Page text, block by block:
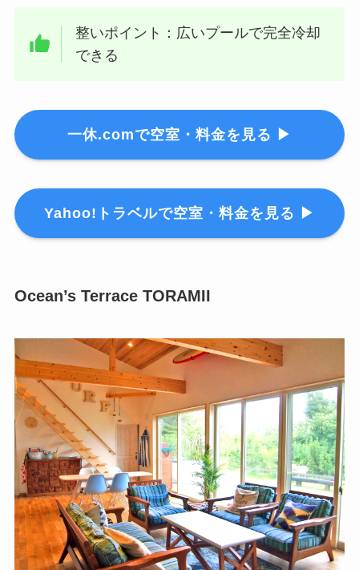
整いポイント：広いプールで完全冷却
できる
一休.comで空室・料金を見る ▶
Yahoo!トラベルで空室・料金を見る ▶
Ocean’s Terrace TORAMII